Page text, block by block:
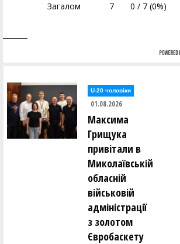
Загалом 7 0 / 7 (0%)
U-20 чоловіки
01.08.2026
Максима
Грищука
привітали в
Миколаївській
обласній
військовій
адміністрації
з золотом
Євробаскету